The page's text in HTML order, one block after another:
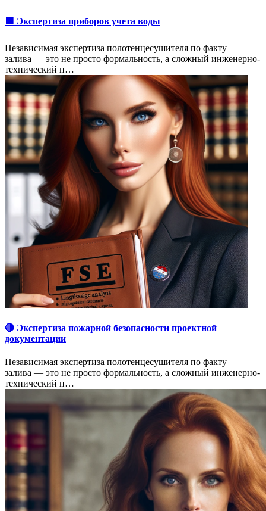
🟩 Экспертиза приборов учета воды
Независимая экспертиза полотенцесушителя по факту
залива — это не просто формальность, а сложный инженерно-
технический п…
🔴 Экспертиза пожарной безопасности проектной
документации
Независимая экспертиза полотенцесушителя по факту
залива — это не просто формальность, а сложный инженерно-
технический п…